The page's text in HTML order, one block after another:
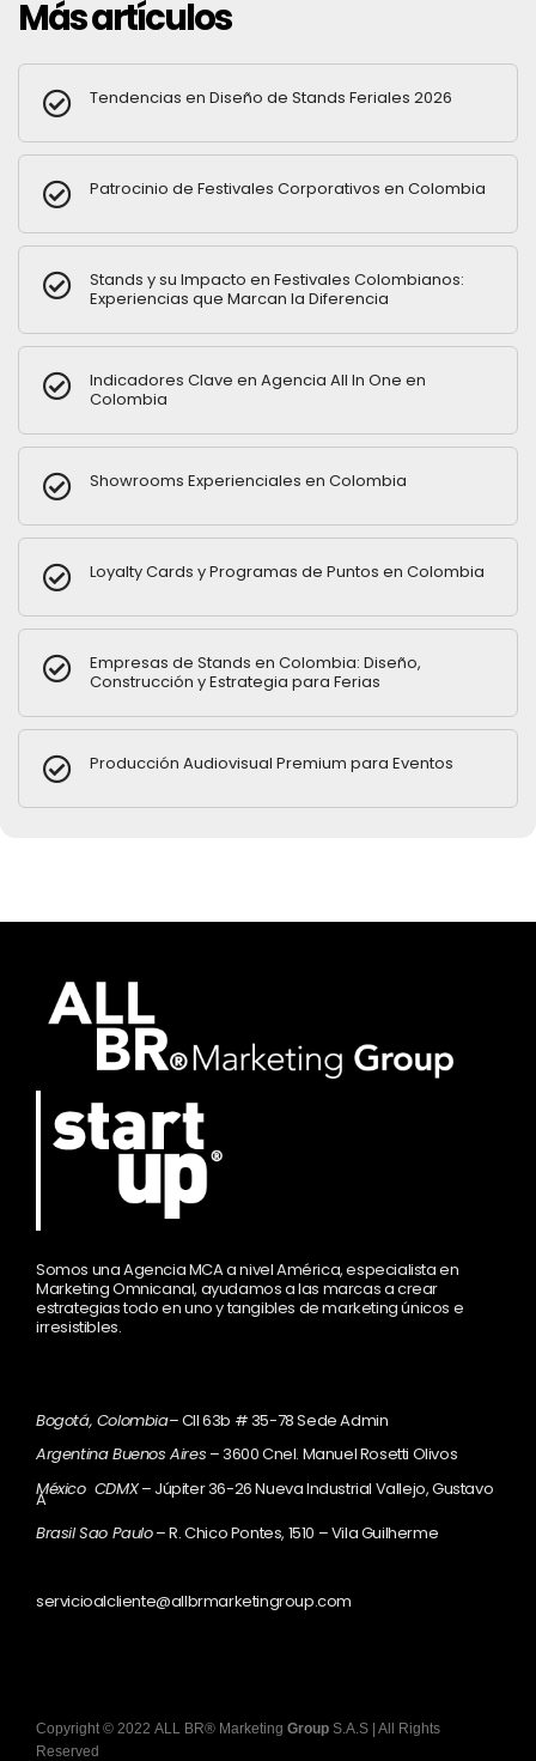
Más artículos
Tendencias en Diseño de Stands Feriales 2026
Patrocinio de Festivales Corporativos en Colombia
Stands y su Impacto en Festivales Colombianos:
Experiencias que Marcan la Diferencia
Indicadores Clave en Agencia All In One en
Colombia
Showrooms Experienciales en Colombia
Loyalty Cards y Programas de Puntos en Colombia
Empresas de Stands en Colombia: Diseño,
Construcción y Estrategia para Ferias
Producción Audiovisual Premium para Eventos
Somos una Agencia MCA a nivel América, especialista en
Marketing Omnicanal, ayudamos a las marcas a crear
estrategias todo en uno y tangibles de marketing únicos e
irresistibles.
Bogotá, Colombia– Cll 63b # 35-78 Sede Admin
Argentina Buenos Aires – 3600 Cnel. Manuel Rosetti Olivos
México CDMX– Júpiter 36-26 Nueva Industrial Vallejo, Gustavo
A
Brasil Sao Paulo– R. Chico Pontes, 1510 – Vila Guilherme
servicioalcliente@allbrmarketingroup.com
Copyright © 2022 ALL BR® Marketing Group S.A.S | All Rights
Reserved